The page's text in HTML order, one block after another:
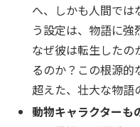
へ、しかも人間では
う設定は、物語に強
なぜ彼は転生したの
るのか？この根源的
超えた、壮大な物語
動物キャラクターも